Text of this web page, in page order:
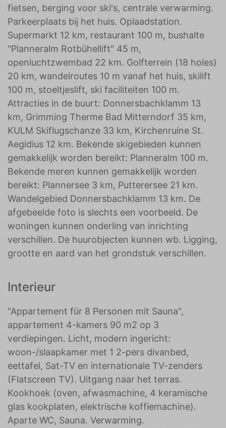
fietsen, berging voor ski's, centrale verwarming.
Parkeerplaats bij het huis. Oplaadstation.
Supermarkt 12 km, restaurant 100 m, bushalte
"Planneralm Rotbühellift" 45 m,
openluchtzwembad 22 km. Golfterrein (18 holes)
20 km, wandelroutes 10 m vanaf het huis, skilift
100 m, stoeltjeslift, ski faciliteiten 100 m.
Attracties in de buurt: Donnersbachklamm 13
km, Grimming Therme Bad Mitterndorf 35 km,
KULM Skiflugschanze 33 km, Kirchenruine St.
Aegidius 12 km. Bekende skigebieden kunnen
gemakkelijk worden bereikt: Planneralm 100 m.
Bekende meren kunnen gemakkelijk worden
bereikt: Plannersee 3 km, Putterersee 21 km.
Wandelgebied Donnersbachklamm 13 km. De
afgebeelde foto is slechts een voorbeeld. De
woningen kunnen onderling van inrichting
verschillen. De huurobjecten kunnen wb. Ligging,
grootte en aard van het grondstuk verschillen.
Interieur
"Appartement für 8 Personen mit Sauna",
appartement 4-kamers 90 m2 op 3
verdiepingen. Licht, modern ingericht:
woon-/slaapkamer met 1 2-pers divanbed,
eettafel, Sat-TV en internationale TV-zenders
(Flatscreen TV). Uitgang naar het terras.
Kookhoek (oven, afwasmachine, 4 keramische
glas kookplaten, elektrische koffiemachine).
Aparte WC, Sauna. Verwarming.